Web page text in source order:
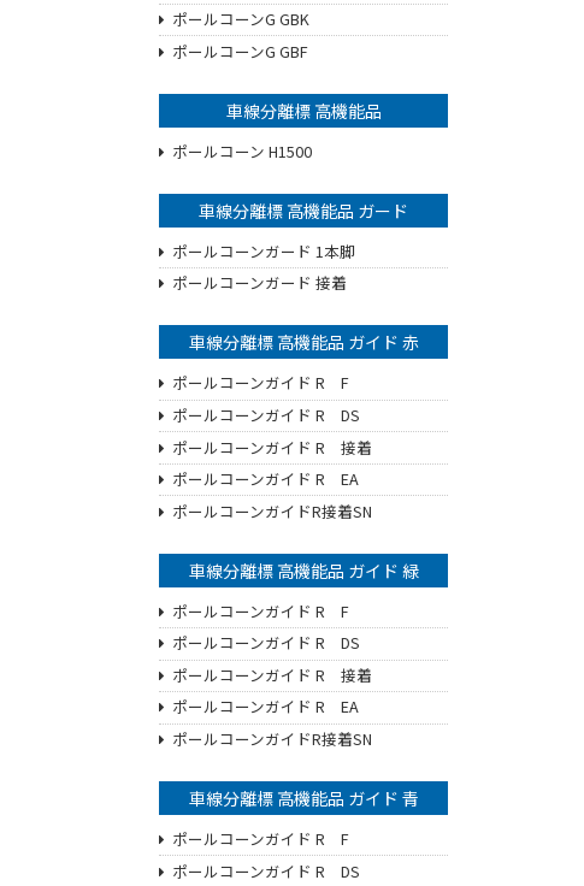
ポールコーンG GBK
ポールコーンG GBF
車線分離標 高機能品
ポールコーン H1500
車線分離標 高機能品 ガード
ポールコーンガード 1本脚
ポールコーンガード 接着
車線分離標 高機能品 ガイド 赤
ポールコーンガイド R F
ポールコーンガイド R DS
ポールコーンガイド R 接着
ポールコーンガイド R EA
ポールコーンガイドR接着SN
車線分離標 高機能品 ガイド 緑
ポールコーンガイド R F
ポールコーンガイド R DS
ポールコーンガイド R 接着
ポールコーンガイド R EA
ポールコーンガイドR接着SN
車線分離標 高機能品 ガイド 青
ポールコーンガイド R F
ポールコーンガイド R DS